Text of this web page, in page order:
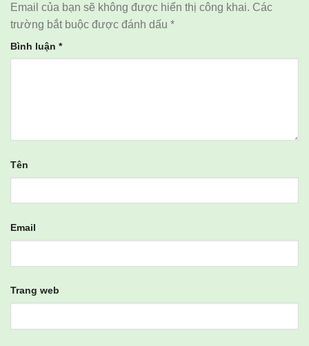
Email của bạn sẽ không được hiển thị công khai. Các
trường bắt buộc được đánh dấu *
Bình luận *
Tên
Email
Trang web